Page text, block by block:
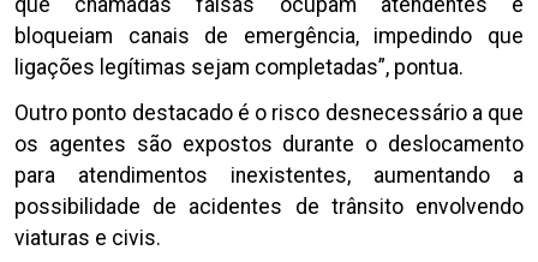
bloqueiam canais de emergência, impedindo que
ligações legítimas sejam completadas”, pontua.
Outro ponto destacado é o risco desnecessário a que
os agentes são expostos durante o deslocamento
para atendimentos inexistentes, aumentando a
possibilidade de acidentes de trânsito envolvendo
viaturas e civis.